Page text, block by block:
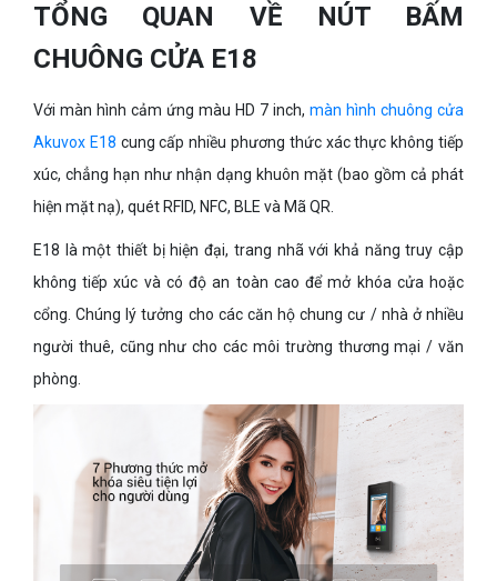
TỔNG QUAN VỀ NÚT BẤM
CHUÔNG CỬA E18
Với màn hình cảm ứng màu HD 7 inch, màn hình chuông cửa
Akuvox E18 cung cấp nhiều phương thức xác thực không tiếp
xúc, chẳng hạn như nhận dạng khuôn mặt (bao gồm cả phát
hiện mặt nạ), quét RFID, NFC, BLE và Mã QR.
E18 là một thiết bị hiện đại, trang nhã với khả năng truy cập
không tiếp xúc và có độ an toàn cao để mở khóa cửa hoặc
cổng. Chúng lý tưởng cho các căn hộ chung cư / nhà ở nhiều
người thuê, cũng như cho các môi trường thương mại / văn
phòng.